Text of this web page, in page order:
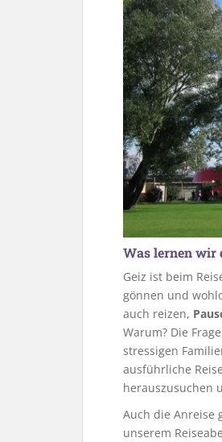
Was lernen wir
Geiz ist beim
gönnen und
auch reizen,
Warum? Die
stressigen
ausführliche
herauszusuchen
Auch die Anreise
unserem